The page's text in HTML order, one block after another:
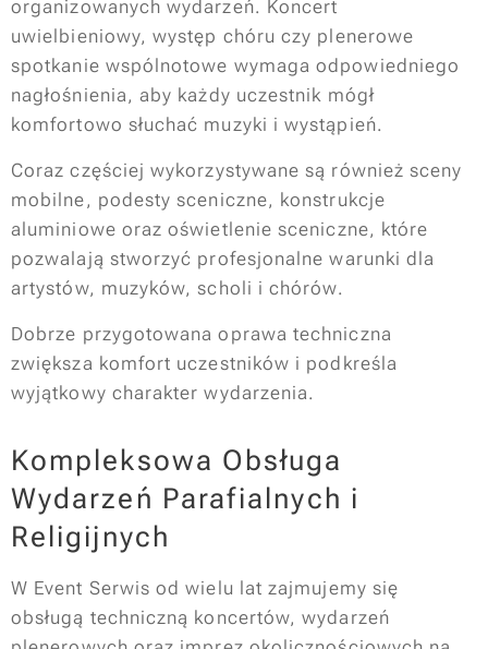
organizowanych wydarzeń. Koncert
uwielbieniowy, występ chóru czy plenerowe
spotkanie wspólnotowe wymaga odpowiedniego
nagłośnienia, aby każdy uczestnik mógł
komfortowo słuchać muzyki i wystąpień.
Coraz częściej wykorzystywane są również sceny
mobilne, podesty sceniczne, konstrukcje
aluminiowe oraz oświetlenie sceniczne, które
pozwalają stworzyć profesjonalne warunki dla
artystów, muzyków, scholi i chórów.
Dobrze przygotowana oprawa techniczna
zwiększa komfort uczestników i podkreśla
wyjątkowy charakter wydarzenia.
Kompleksowa Obsługa
Wydarzeń Parafialnych i
Religijnych
W Event Serwis od wielu lat zajmujemy się
obsługą techniczną koncertów, wydarzeń